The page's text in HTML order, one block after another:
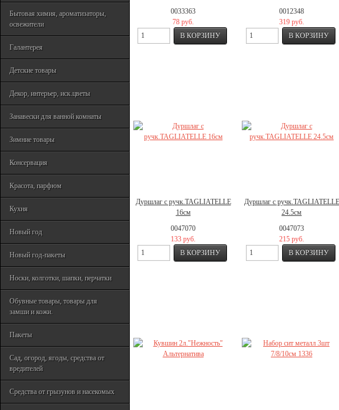
Бытовая химия, ароматизаторы,
освежители
Галантерея
Детские товары
Декор, интерьер, иск.цветы
Занавески для ванной комнаты
Зимние товары
Консервация
Красота, парфюм
Кухня
Новый год
Новый год-пакеты
Носки, колготки, шапки, перчатки
Обувные товары, товары для
замши и кожи.
Пакеты
Сад, огород, ягоды, средства от
вредителей
Средства от грызунов и насекомых
0033363
78 руб.
0012348
319 руб.
Дуршлаг с ручк.TAGLIATELLE
16см
0047070
133 руб.
Дуршлаг с ручк.TAGLIATELLE
24.5см
0047073
215 руб.